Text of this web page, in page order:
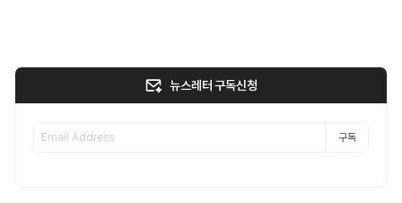
뉴스레터 구독신청
구독